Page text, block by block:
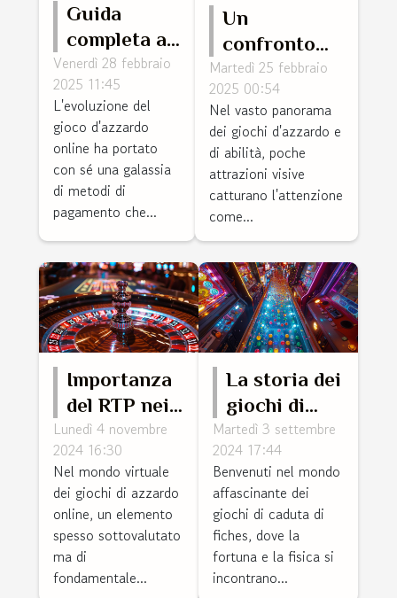
Guida
completa ai
metodi di
pagamento
nei casinò
online
Venerdì 28 febbraio
2025 11:45
L'evoluzione del
gioco d'azzardo
online ha portato
con sé una galassia
di metodi di
pagamento che...
Un
confronto
approfondito
tra Plinko
online e il
Pachinko
tradizionale
Martedì 25 febbraio
2025 00:54
Nel vasto panorama
dei giochi d'azzardo e
di abilità, poche
attrazioni visive
catturano l'attenzione
come...
Importanza
del RTP nei
giochi di
azzardo
online e
come
influisce sui
tuoi
guadagni
Lunedì 4 novembre
2024 16:30
Nel mondo virtuale
dei giochi di azzardo
online, un elemento
spesso sottovalutato
ma di
fondamentale...
La storia dei
giochi di
caduta di
fiches: da
Pachinko a
Plinko
Martedì 3 settembre
2024 17:44
Benvenuti nel mondo
affascinante dei
giochi di caduta di
fiches, dove la
fortuna e la fisica si
incontrano...